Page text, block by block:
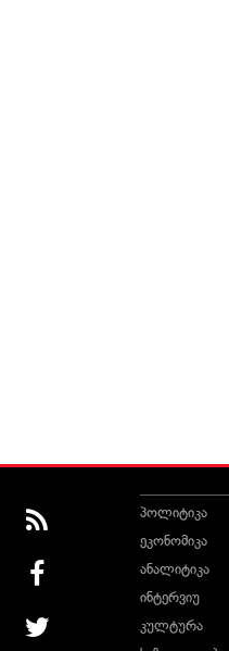
პოლიტიკა
ეკონომიკა
ანალიტიკა
ინტერვიუ
კულტურა